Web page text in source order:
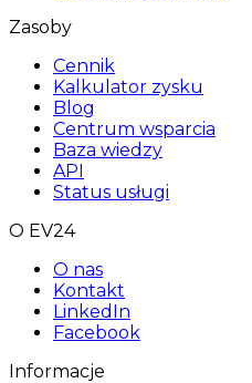
Zasoby
Cennik
Kalkulator zysku
Blog
Centrum wsparcia
Baza wiedzy
API
Status usługi
O EV24
O nas
Kontakt
LinkedIn
Facebook
Informacje